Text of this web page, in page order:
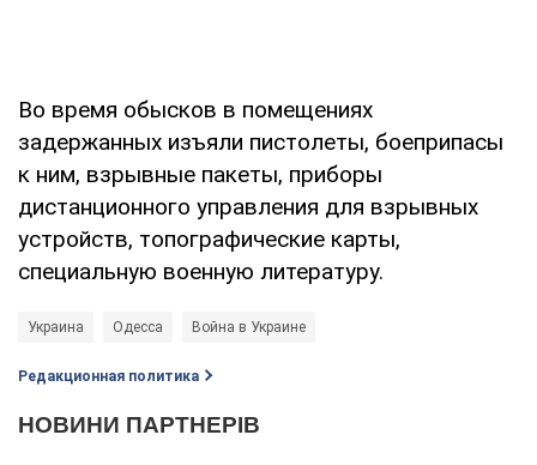
Во время обысков в помещениях
задержанных изъяли пистолеты, боеприпасы
к ним, взрывные пакеты, приборы
дистанционного управления для взрывных
устройств, топографические карты,
специальную военную литературу.
Украина Одесса Война в Украине
Редакционная политика